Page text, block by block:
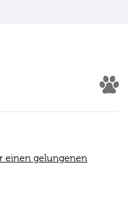
einen gelungenen